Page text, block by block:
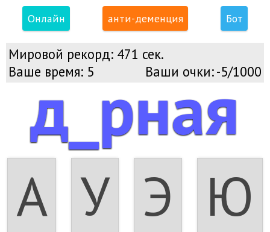
Онлайн анти-деменция Бот
Мировой рекорд: 471 сек.
Ваше время: 5 Ваши очки:-5/1000
д_рная
А У Э Ю